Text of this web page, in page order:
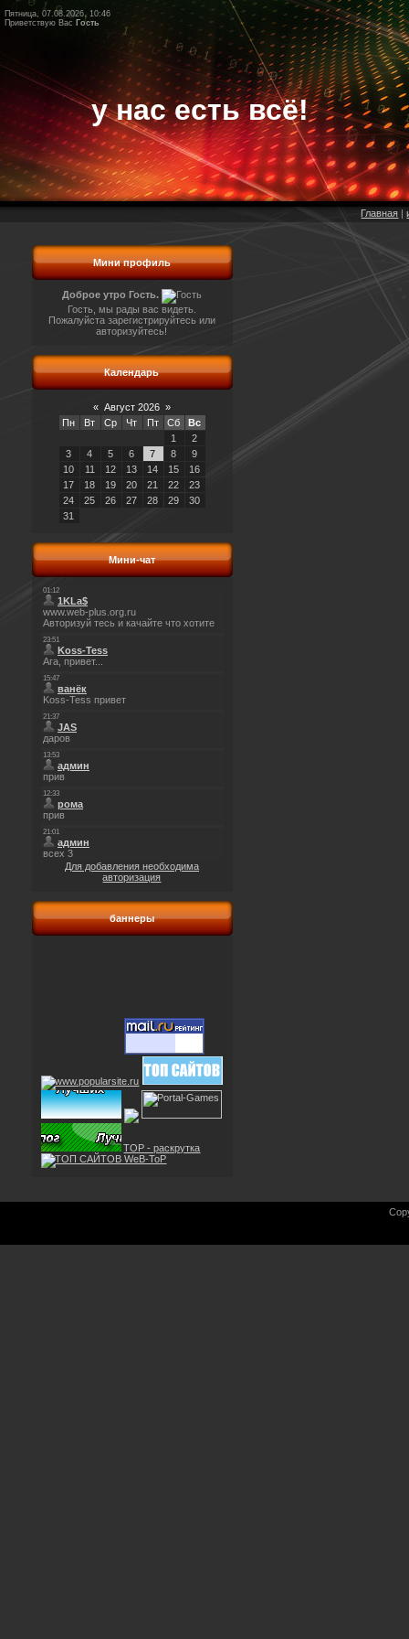
Пятница, 07.08.2026, 10:46
Приветствую Вас Гость
у нас есть всё!
Главная |
Мини профиль
Доброе утро Гость.
Гость, мы рады вас видеть.
Пожалуйста зарегистрируйтесь или
авторизуйтесь!
Календарь
« Август 2026 »
Пн
Вт Ср Чт Пт Сб
Вс
1
2
3
4 5 6 7 8
9
10
11 12 13 14 15
16
17
18 19 20 21 22
23
24
25 26 27 28 29
30
31
Мини-чат
Для добавления необходима
авторизация
баннеры
TOP - раскрутка